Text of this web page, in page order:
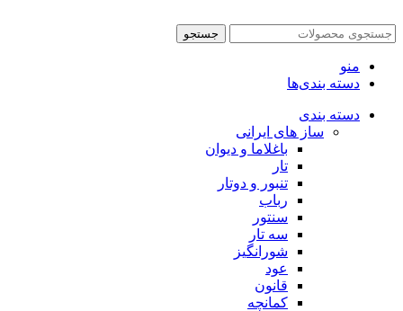
جستجو
منو
دسته بندی‌ها
دسته بندی
ساز های ایرانی
باغلاما و دیوان
تار
تنبور و دوتار
رباب
سنتور
سه تار
شورانگیز
عود
قانون
کمانچه